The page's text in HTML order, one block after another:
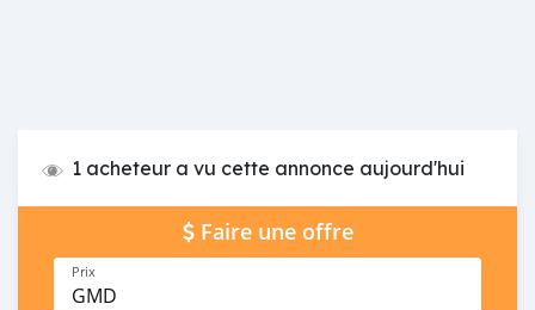
1 acheteur a vu cette annonce aujourd'hui
Faire une offre
Prix
GMD